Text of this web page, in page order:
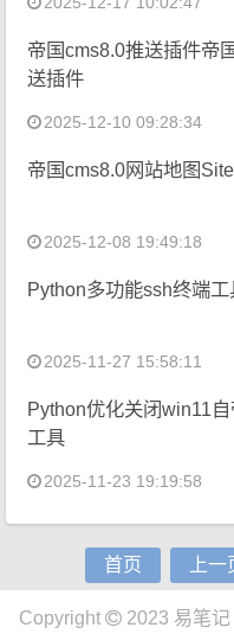
帝国cms8.0推送插件帝
送插件
2025-12-10 09:28:34
帝国cms8.0网站地图
2025-12-08 19:49:18
Python多功能ssh终端工
2025-11-27 15:58:11
Python优化关闭win11
工具
2025-11-23 19:19:58
首页 上一
Copyright 2023 易笔记